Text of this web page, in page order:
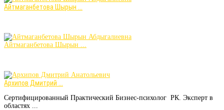
Айтмаганбетова Шырын ...
Айтмаганбетова Шырын ...
Архипов Дмитрий ...
Сертифицированный Практический Бизнес-психолог РК. Эксперт в
областях ...